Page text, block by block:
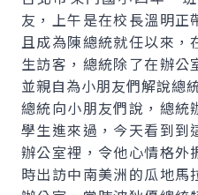
友，上午是在校長溫明正
且成為陳總統就任以來，
生訪客，總統除了在辦公
並親自為小朋友們解說總
總統向小朋友們說，總統
學生進來過，今天看到到
辦公室裡，令他心情格外
時出訪中南美洲的瓜地馬